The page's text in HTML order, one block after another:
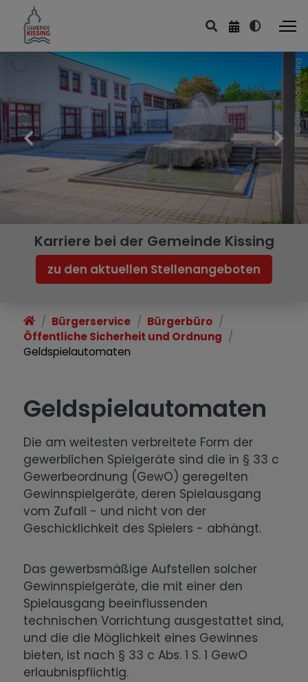
Bürgerbüro
Einwohnermeldeamt
Feuerwehr
Friedhof
Fundbüro
Gewerbeamt
Öffentliche Sicherheit und
Ordnung
Standesamt
Soziale Anglegenheiten
Gemeinde Kissing
Karriere bei der Gemeinde Kissing
zu den aktuellen Stellenangeboten
Bürgerservice
Bürgerbüro
Öffentliche Sicherheit und Ordnung
Geldspielautomaten
Geldspielautomaten
Die am weitesten verbreitete Form der
gewerblichen Spielgeräte sind die in § 33 c
Gewerbeordnung (GewO) geregelten
Gewinnspielgeräte, deren Spielausgang
vom Zufall - und nicht von der
Geschicklichkeit des Spielers - abhängt.
Das gewerbsmäßige Aufstellen solcher
Gewinnspielgeräte, die mit einer den
Spielausgang beeinflussenden
technischen Vorrichtung ausgestattet sind,
und die die Möglichkeit eines Gewinnes
bieten, ist nach § 33 c Abs. 1 S. 1 GewO
erlaubnispflichtig.